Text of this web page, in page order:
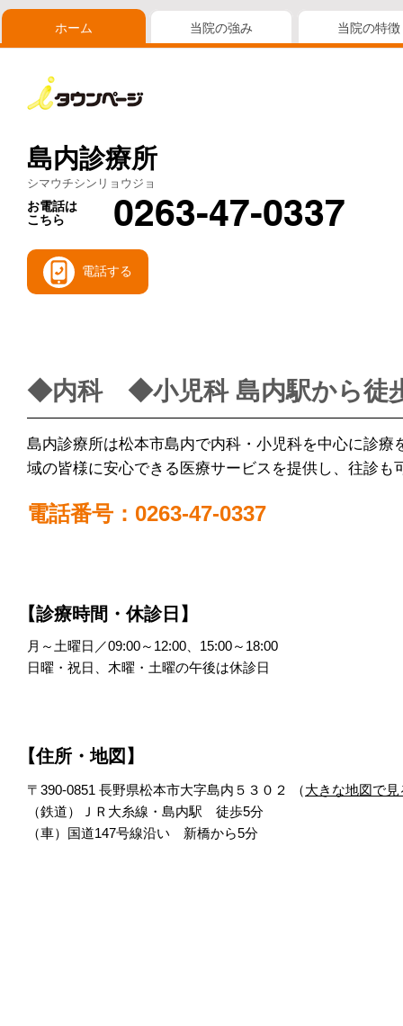
ホーム 当院の強み 当院の特徴
島内診療所
シマウチシンリョウジョ
お電話は
こちら
0263-47-0337
電話する
◆内科 ◆小児科 島内駅から徒
島内診療所は松本市島内で内科・小児科を中心に診
域の皆様に安心できる医療サービスを提供し、往診
電話番号：0263-47-0337
【診療時間・休診日】
月～土曜日／09:00～12:00、15:00～18:00
日曜・祝日、木曜・土曜の午後は休診日
【住所・地図】
〒390-0851 長野県松本市大字島内５３０２ （大きな地図で見
（鉄道）ＪＲ大糸線・島内駅 徒歩5分
（車）国道147号線沿い 新橋から5分